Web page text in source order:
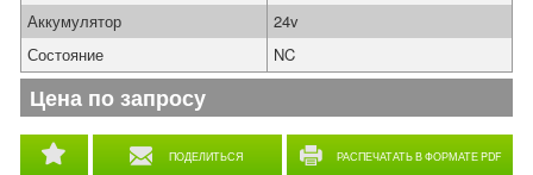
ПОДЕЛИТЬСЯ РАСПЕЧАТАТЬ В ФОРМАТЕ PDF
Аккумулятор
24v
Состояние
NC
Цена по запросу